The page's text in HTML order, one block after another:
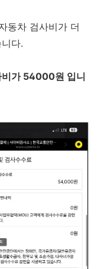
동차 검사비가 더
다.
비가 54000원 입니